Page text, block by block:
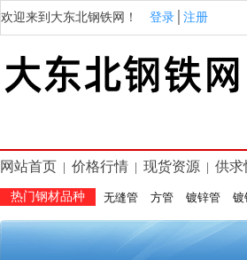
欢迎来到大东北钢铁网！ 登录 注册
网站首页 价格行情 现货资源 供求
热门钢材品种 无缝管 方管 镀锌管 镀